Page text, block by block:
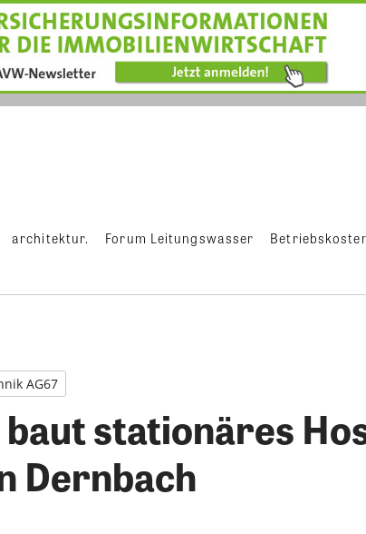
architektur. Forum Leitungswasser
AG67
stationäres
Dernbach